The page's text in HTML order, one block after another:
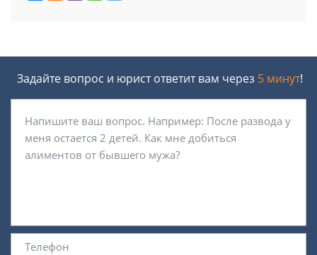
Задайте вопрос и юрист ответит вам через 5 минут!